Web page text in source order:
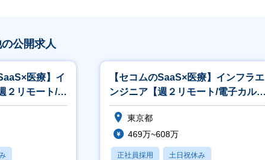
公開求人
医療】イ
２リモート/電
【セコムのSaaS×医療】インフラエ
ンジニア【週２リモート/電子カル
テ/福利厚生◎】
東京都
469万~608万
正社員採用 土日祝休み